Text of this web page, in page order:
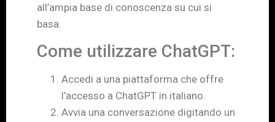
all’ampia base di conoscenza su cui si
basa.
Come utilizzare ChatGPT:
Accedi a una piattaforma che offre
l’accesso a ChatGPT in italiano.
Avvia una conversazione digitando un